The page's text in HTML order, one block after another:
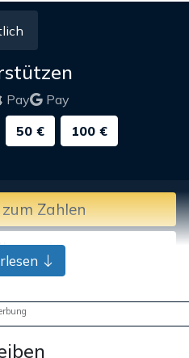
Pay
Pay
50 € 100 €
Zahlen